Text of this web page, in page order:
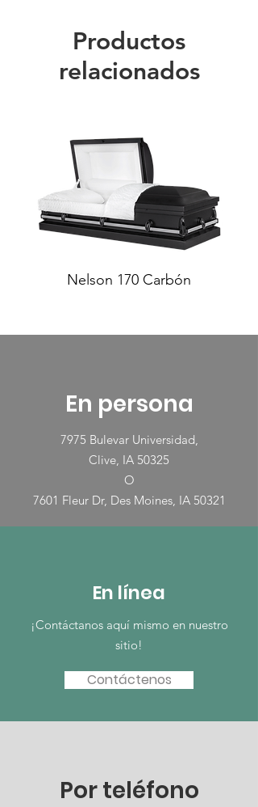
Productos
relacionados
Nelson 170 Carbón
En persona
7975 Bulevar Universidad,
Clive, IA 50325
O
7601 Fleur Dr, Des Moines, IA 50321
En línea
¡Contáctanos aquí mismo en nuestro
sitio!
Contáctenos
Por teléfono